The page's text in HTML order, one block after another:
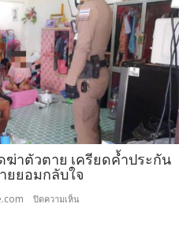
ขยะ
ควัน
พิษ
ป่วย
ปอด
พัง
เร่ง
อพยพ
กลุ่ม
เปราะ
บาง
าตัวตาย เครียดค้ำประกัน
ยยอมกลับใจ
ปิดความเห็น